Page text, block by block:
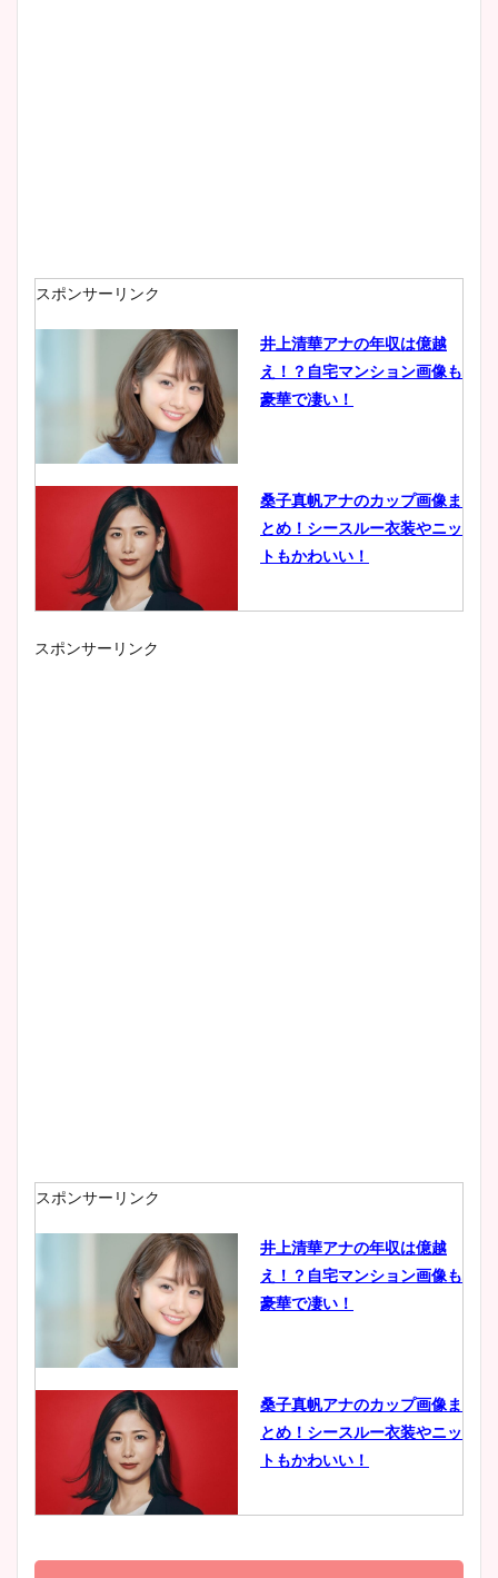
スポンサーリンク
井上清華アナの年収は億越
え！？自宅マンション画像も
豪華で凄い！
桑子真帆アナのカップ画像ま
とめ！シースルー衣装やニッ
トもかわいい！
肉も凄い！
鈴木唯の太ってた時の体重が
ヤバすぎww原因や痩せたダ
豊島実季アナのカップ画像ま
とめ！美脚や水着姿に年齢も
スポンサーリンク
スポンサーリンク
井上清華アナの年収は億越
え！？自宅マンション画像も
豪華で凄い！
桑子真帆アナのカップ画像ま
とめ！シースルー衣装やニッ
トもかわいい！
小室瑛莉子のカップ画像まと